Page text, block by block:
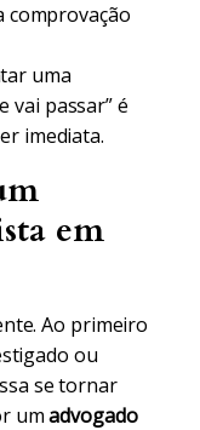
comprovação
uma
vai passar” é
imediata.
em
Ao primeiro
ou
se tornar
umadvogado